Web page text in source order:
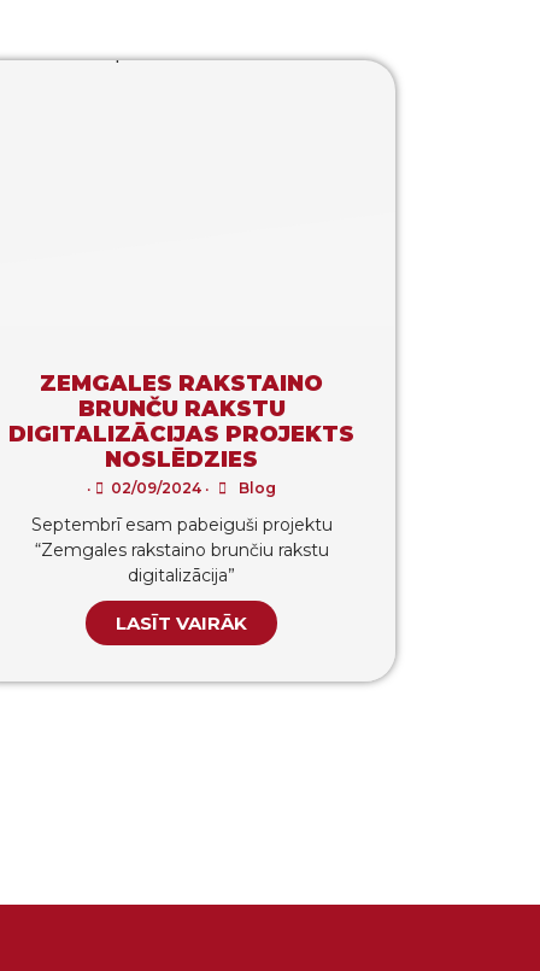
ZEMGALES RAKSTAINO
BRUNČU RAKSTU
DIGITALIZĀCIJAS PROJEKTS
NOSLĒDZIES
• 02/09/2024 • Blog
Septembrī esam pabeiguši projektu
“Zemgales rakstaino brunčiu rakstu
digitalizācija”
LASĪT VAIRĀK